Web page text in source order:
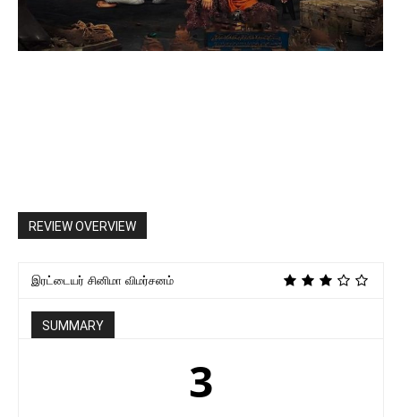
REVIEW OVERVIEW
இரட்டையர் சினிமா விமர்சனம்
SUMMARY
3